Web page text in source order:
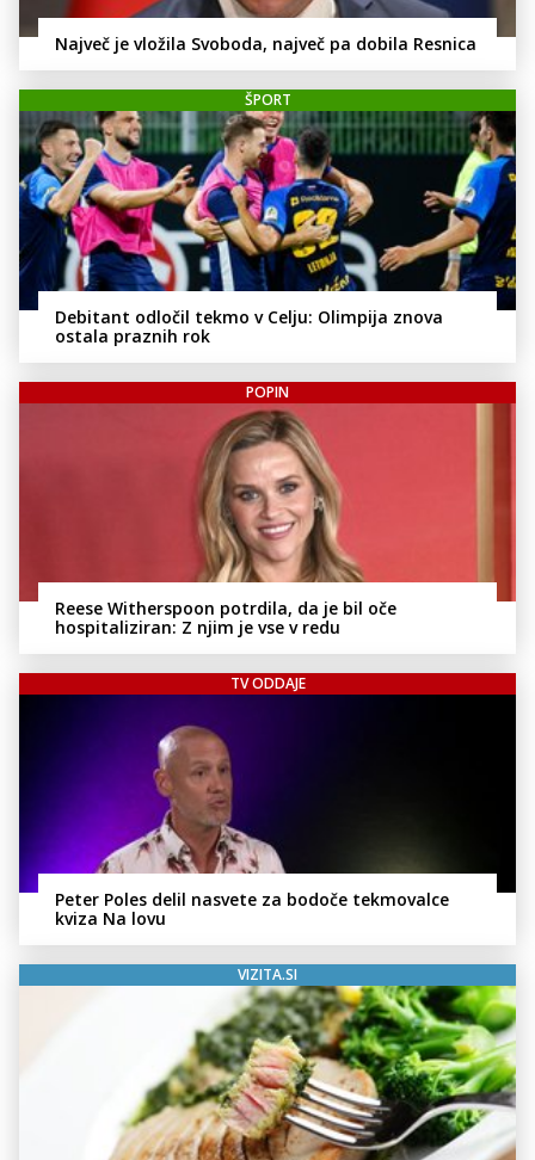
Največ je vložila Svoboda, največ pa dobila Resnica
ŠPORT
Debitant odločil tekmo v Celju: Olimpija znova
ostala praznih rok
POPIN
Reese Witherspoon potrdila, da je bil oče
hospitaliziran: Z njim je vse v redu
TV ODDAJE
Peter Poles delil nasvete za bodoče tekmovalce
kviza Na lovu
VIZITA.SI